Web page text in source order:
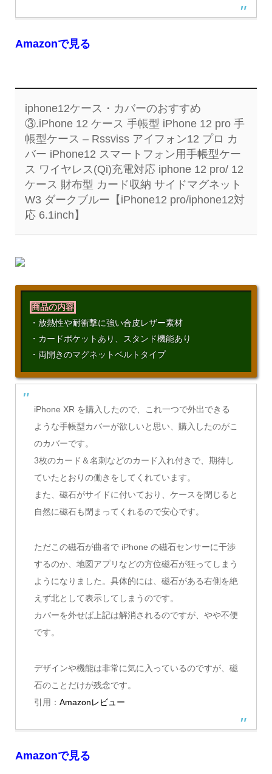
Amazonで見る
iphone12ケース・カバーのおすすめ
③.iPhone 12 ケース 手帳型 iPhone 12 pro 手
帳型ケース – Rssviss アイフォン12 プロ カ
バー iPhone12 スマートフォン用手帳型ケー
ス ワイヤレス(Qi)充電対応 iphone 12 pro/ 12
ケース 財布型 カード収納 サイドマグネット
W3 ダークブルー【iPhone12 pro/iphone12対
応 6.1inch】
商品の内容
・放熱性や耐衝撃に強い合皮レザー素材
・カードポケットあり、スタンド機能あり
・両開きのマグネットベルトタイプ
iPhone XR を購入したので、これ一つで外出できる
ような手帳型カバーが欲しいと思い、購入したのがこ
のカバーです。
3枚のカード＆名刺などのカード入れ付きで、期待し
ていたとおりの働きをしてくれています。
また、磁石がサイドに付いており、ケースを閉じると
自然に磁石も閉まってくれるので安心です。
ただこの磁石が曲者で iPhone の磁石センサーに干渉
するのか、地図アプリなどの方位磁石が狂ってしまう
ようになりました。具体的には、磁石がある右側を絶
えず北として表示してしまうのです。
カバーを外せば上記は解消されるのですが、やや不便
です。
デザインや機能は非常に気に入っているのですが、磁
石のことだけが残念です。
引用： Amazonレビュー
Amazonで見る